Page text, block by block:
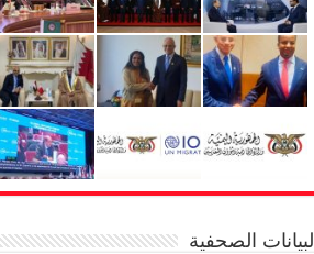
البيانات الصحفية